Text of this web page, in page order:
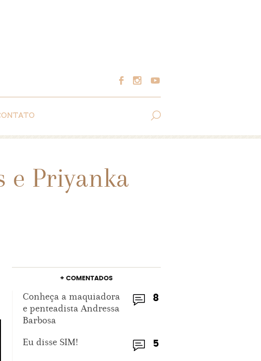
e Priyanka
+ COMENTADOS
8
Conheça a maquiadora
e penteadista Andressa
Barbosa
5
Eu disse SIM!